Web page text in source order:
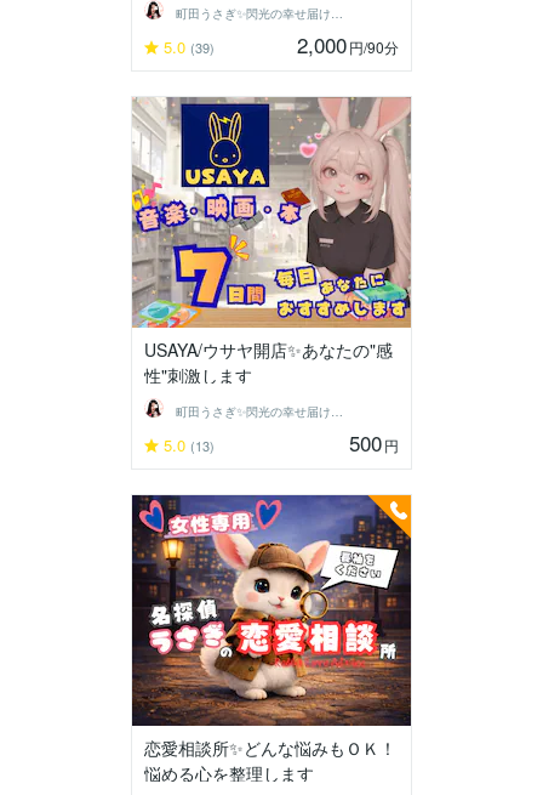
町田うさぎ✨閃光の幸せ届け人♡怪談師⛩️
5.0 (39) 2,000円/90分
USAYA/ウサヤ開店✨あなたの"感
性"刺激します
町田うさぎ✨閃光の幸せ届け人♡怪談師⛩️
5.0 (13) 500円
恋愛相談所✨どんな悩みもＯＫ！
悩める心を整理します